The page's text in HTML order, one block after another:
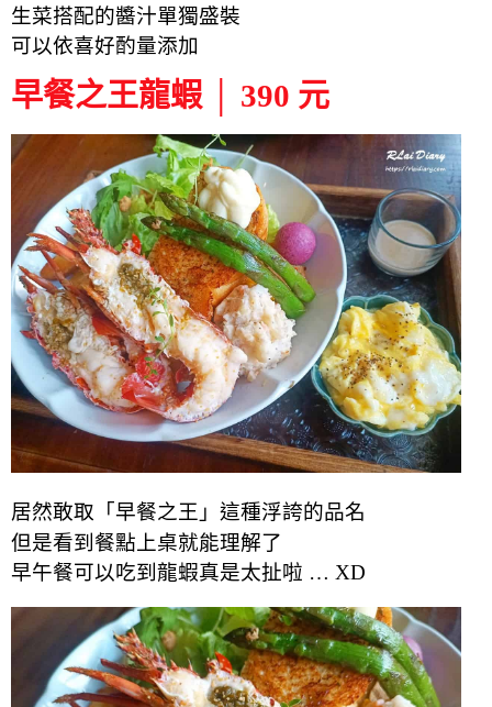
生菜搭配的醬汁單獨盛裝
可以依喜好酌量添加
早餐之王龍蝦 │ 390 元
居然敢取「早餐之王」這種浮誇的品名
但是看到餐點上桌就能理解了
早午餐可以吃到龍蝦真是太扯啦 … XD